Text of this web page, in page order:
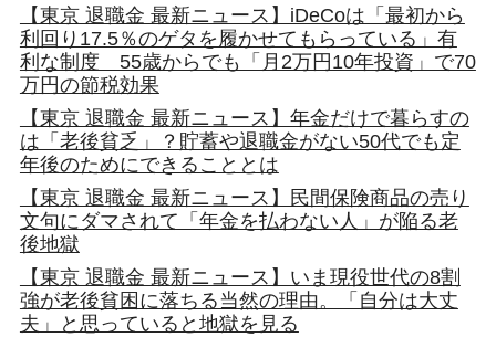
【東京 退職金 最新ニュース】iDeCoは「最初から
利回り17.5％のゲタを履かせてもらっている」有
利な制度 55歳からでも「月2万円10年投資」で70
万円の節税効果
【東京 退職金 最新ニュース】年金だけで暮らすの
は「老後貧乏」？貯蓄や退職金がない50代でも定
年後のためにできることとは
【東京 退職金 最新ニュース】民間保険商品の売り
文句にダマされて「年金を払わない人」が陥る老
後地獄
【東京 退職金 最新ニュース】いま現役世代の8割
強が老後貧困に落ちる当然の理由。「自分は大丈
夫」と思っていると地獄を見る